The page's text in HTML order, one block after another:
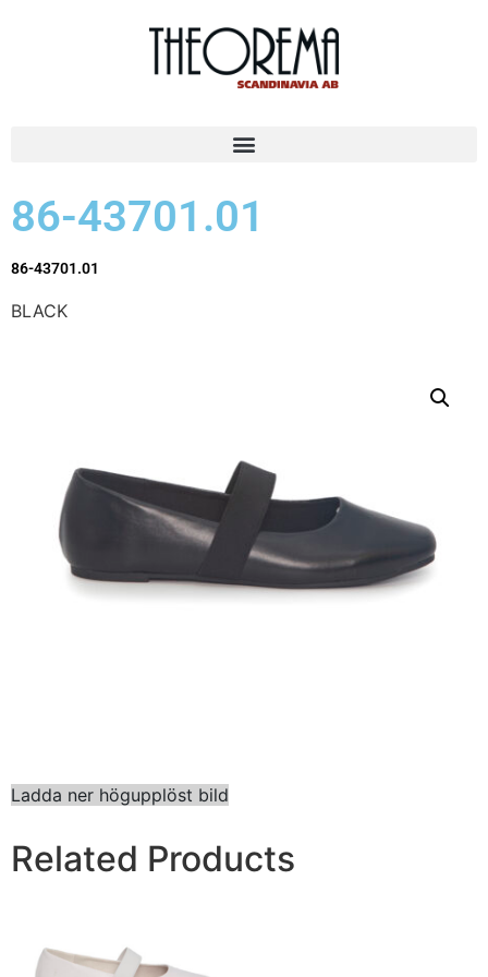
86-43701.01
86-43701.01
BLACK
Ladda ner högupplöst bild
Related Products